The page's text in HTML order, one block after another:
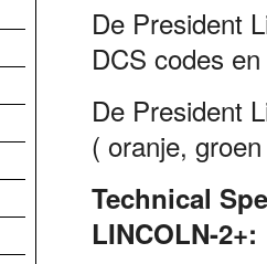
De President
DCS codes
De President
( oranje,
Technical
LINCOLN-2+: